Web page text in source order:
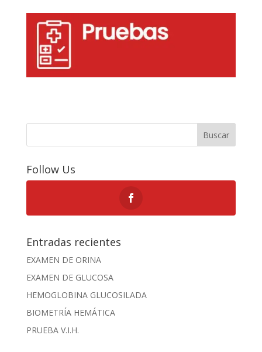
Buscar
Follow Us
Entradas recientes
EXAMEN DE ORINA
EXAMEN DE GLUCOSA
HEMOGLOBINA GLUCOSILADA
BIOMETRÍA HEMÁTICA
PRUEBA V.I.H.